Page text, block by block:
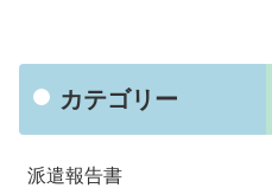
カテゴリー
派遣報告書